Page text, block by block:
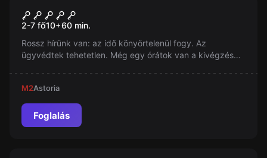
Rácsok Mögött
2-7 fő10+60 min.
Rossz hírünk van: az idő könyörtelenül fogy. Az
ügyvédtek tehetetlen. Még egy órátok van a kivégzés
M2Astoria
Foglalás